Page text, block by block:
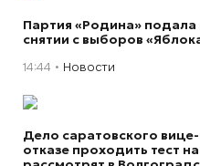
Партия «Родина» подала
снятии с выборов
14:44 Новости
Дело саратовского
отказе проходить тест